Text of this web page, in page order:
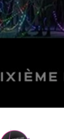
Hop Hop